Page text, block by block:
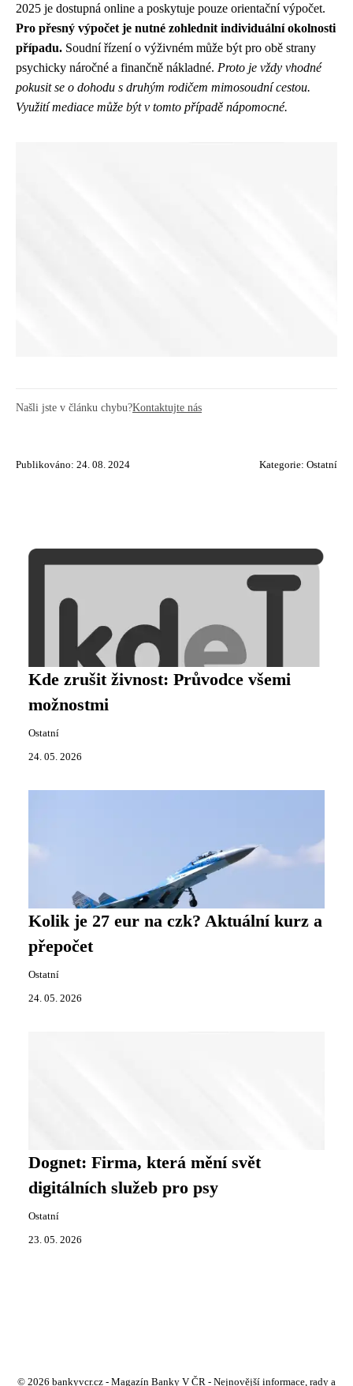
2025 je dostupná online a poskytuje pouze orientační výpočet.
Pro přesný výpočet je nutné zohlednit individuální okolnosti
případu. Soudní řízení o výživném může být pro obě strany
psychicky náročné a finančně nákladné. Proto je vždy vhodné
pokusit se o dohodu s druhým rodičem mimosoudní cestou.
Využití mediace může být v tomto případě nápomocné.
Našli jste v článku chybu?Kontaktujte nás
Publikováno: 24. 08. 2024 Kategorie: Ostatní
Kde zrušit živnost: Průvodce všemi
možnostmi
Ostatní
24. 05. 2026
Kolik je 27 eur na czk? Aktuální kurz a
přepočet
Ostatní
24. 05. 2026
Dognet: Firma, která mění svět
digitálních služeb pro psy
Ostatní
23. 05. 2026
© 2026 bankyvcr.cz - Magazín Banky V ČR - Nejnovější informace, rady a